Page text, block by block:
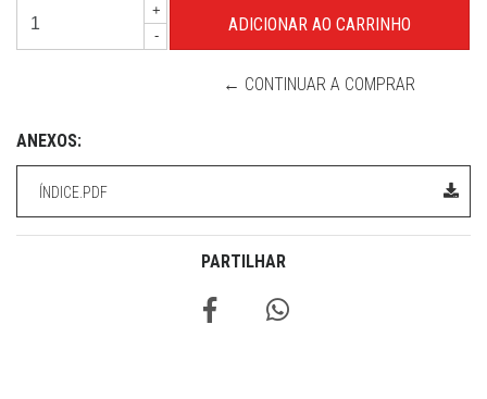
+
-
← CONTINUAR A COMPRAR
ANEXOS:
ÍNDICE.PDF
PARTILHAR